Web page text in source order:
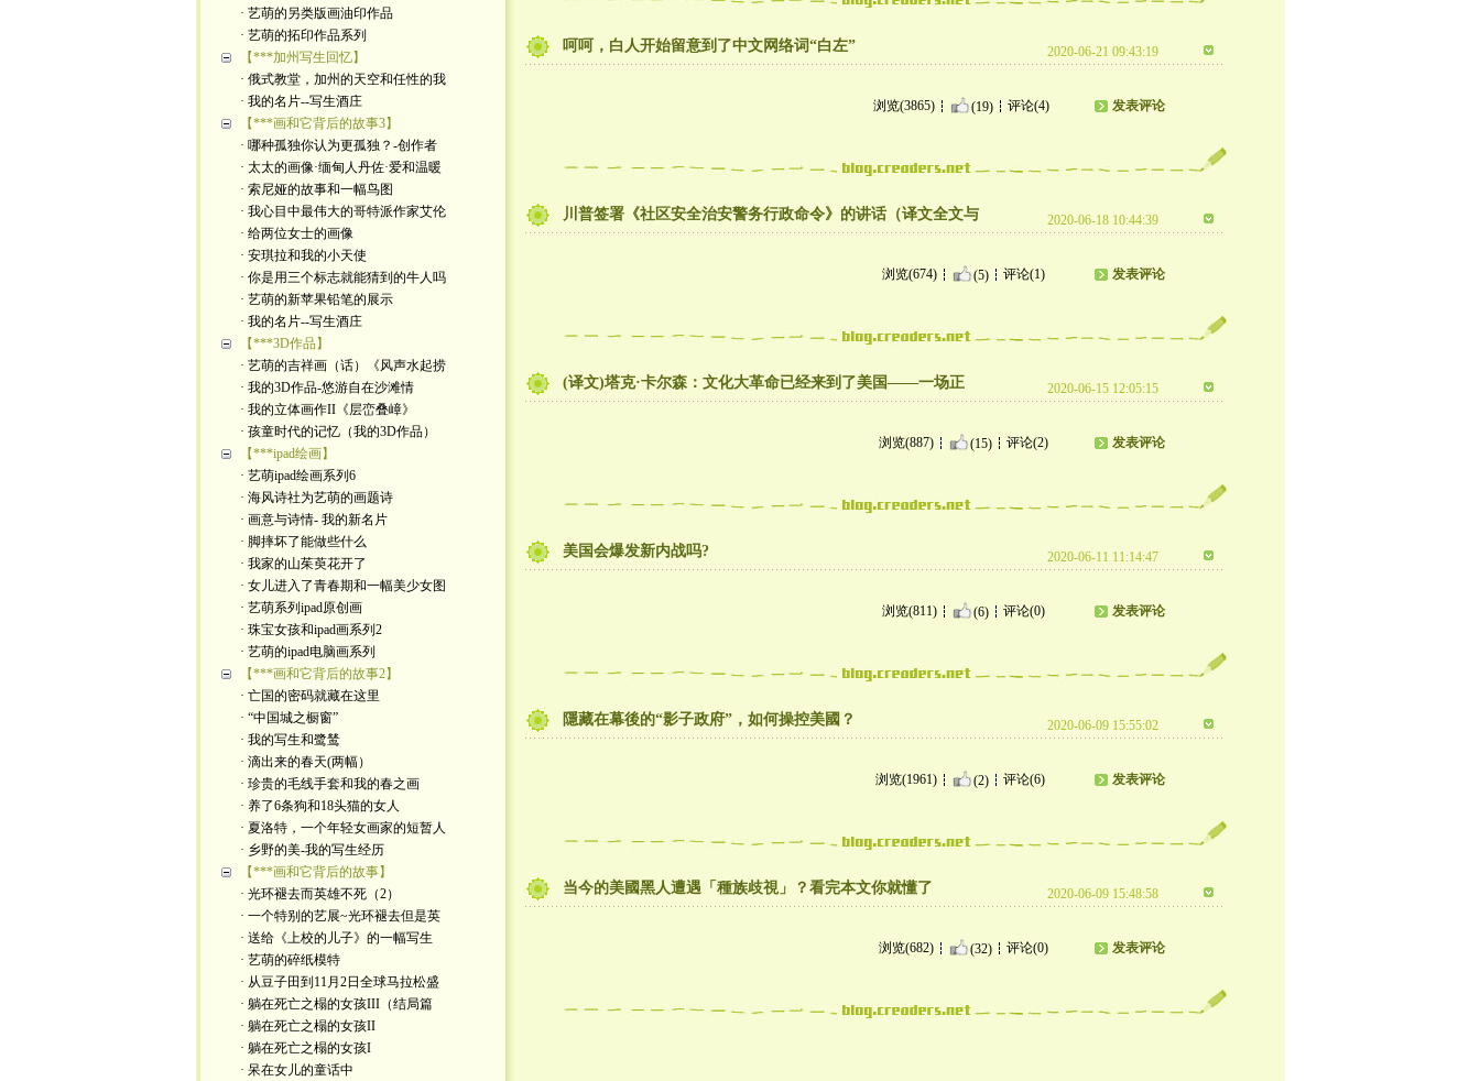
· 艺萌的另类版画油印作品
· 艺萌的拓印作品系列
【***加州写生回忆】
· 俄式教堂，加州的天空和任性的我
· 我的名片--写生酒庄
【***画和它背后的故事3】
· 哪种孤独你认为更孤独？-创作者
· 太太的画像·缅甸人丹佐·爱和温暖
· 索尼娅的故事和一幅鸟图
· 我心目中最伟大的哥特派作家艾伦
· 给两位女士的画像
· 安琪拉和我的小天使
· 你是用三个标志就能猜到的牛人吗
· 艺萌的新苹果铅笔的展示
· 我的名片--写生酒庄
【***3D作品】
· 艺萌的吉祥画（话）《风声水起捞
· 我的3D作品-悠游自在沙滩情
· 我的立体画作II《层峦叠嶂》
· 孩童时代的记忆（我的3D作品）
【***ipad绘画】
· 艺萌ipad绘画系列6
· 海风诗社为艺萌的画题诗
· 画意与诗情- 我的新名片
· 脚摔坏了能做些什么
· 我家的山茱萸花开了
· 女儿进入了青春期和一幅美少女图
· 艺萌系列ipad原创画
· 珠宝女孩和ipad画系列2
· 艺萌的ipad电脑画系列
【***画和它背后的故事2】
· 亡国的密码就藏在这里
· “中国城之橱窗”
· 我的写生和鹭鸶
· 滴出来的春天(两幅）
· 珍贵的毛线手套和我的春之画
· 养了6条狗和18头猫的女人
· 夏洛特，一个年轻女画家的短暂人
· 乡野的美-我的写生经历
【***画和它背后的故事】
· 光环褪去而英雄不死（2）
· 一个特别的艺展~光环褪去但是英
· 送给《上校的儿子》的一幅写生
· 艺萌的碎纸模特
· 从豆子田到11月2日全球马拉松盛
· 躺在死亡之榻的女孩III（结局篇
· 躺在死亡之榻的女孩II
· 躺在死亡之榻的女孩I
· 呆在女儿的童话中
呵呵，白人开始留意到了中文网络词“白左” 2020-06-21 09:43:19
浏览(3865) (19) 评论(4) 发表评论
川普签署《社区安全治安警务行政命令》的讲话（译文全文与 2020-06-18 10:44:39
浏览(674) (5) 评论(1) 发表评论
(译文)塔克·卡尔森：文化大革命已经来到了美国——一场正 2020-06-15 12:05:15
浏览(887) (15) 评论(2) 发表评论
美国会爆发新内战吗? 2020-06-11 11:14:47
浏览(811) (6) 评论(0) 发表评论
隱藏在幕後的“影子政府”，如何操控美國？ 2020-06-09 15:55:02
浏览(1961) (2) 评论(6) 发表评论
当今的美國黑人遭遇「種族歧視」？看完本文你就懂了 2020-06-09 15:48:58
浏览(682) (32) 评论(0) 发表评论